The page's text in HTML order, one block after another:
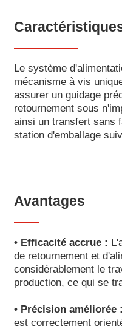
Le système
mécanisme à vis
assurer un guidage
retournement sous
ainsi un transfert sans
station d'emballage
Avantages
• Efficacité accrue :
de retournement et
considérablement le
production, ce qui se
• Précision améliorée :
est correctement